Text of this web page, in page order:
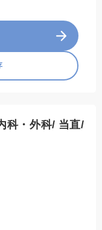
科・外科/ 当直/